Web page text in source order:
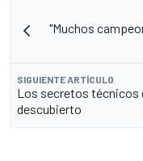
"Muchos
SIGUIENTE ARTÍCULO
Los secretos técnicos
descubierto